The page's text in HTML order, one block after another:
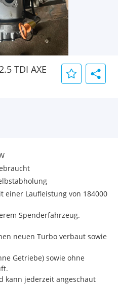
TDI AXE
einer Laufleistung von 184000
Spenderfahrzeug.
neuen Turbo verbaut sowie
Getriebe) sowie ohne
kann jederzeit angeschaut